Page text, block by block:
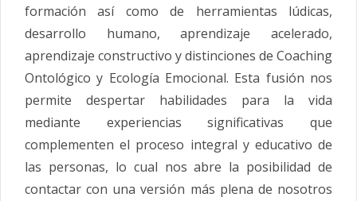
formación así como de herramientas lúdicas,
desarrollo humano, aprendizaje acelerado,
aprendizaje constructivo y distinciones de Coaching
Ontológico y Ecología Emocional. Esta fusión nos
permite despertar habilidades para la vida
mediante experiencias significativas que
complementen el proceso integral y educativo de
las personas, lo cual nos abre la posibilidad de
contactar con una versión más plena de nosotros